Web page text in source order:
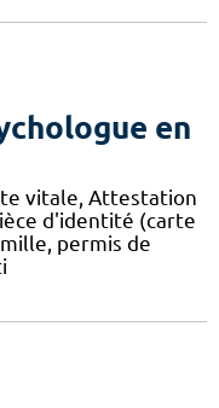
en
vitale, Attestation
d'identité (carte
permis de